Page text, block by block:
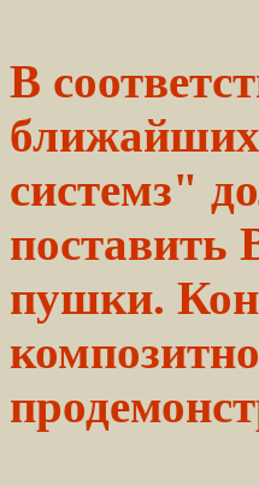
В
системз"
пушки.